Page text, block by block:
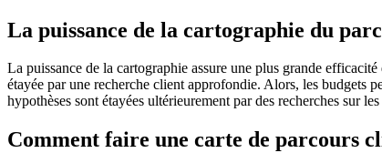
La puissance de la cartographie du
La puissance de la cartographie assure une plus grande
étayée par une recherche client approfondie. Alors, les budgets
hypothèses sont étayées ultérieurement par des recherches sur
Comment faire une carte de parcours